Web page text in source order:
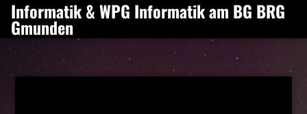
Zum
Inhalt
springen
Informatik & WPG Informatik am BG BRG
Gmunden